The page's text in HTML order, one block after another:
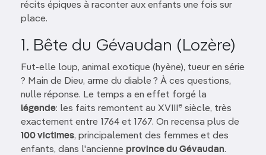
récits épiques à raconter aux enfants une fois sur
place.
1. Bête du Gévaudan (Lozère)
Fut-elle loup, animal exotique (hyène), tueur en série
? Main de Dieu, arme du diable ? À ces questions,
nulle réponse. Le temps a en effet forgé la
légende: les faits remontent au XVIII e siècle, très
exactement entre 1764 et 1767. On recensa plus de
100 victimes, principalement des femmes et des
enfants, dans l'ancienne province du Gévaudan.